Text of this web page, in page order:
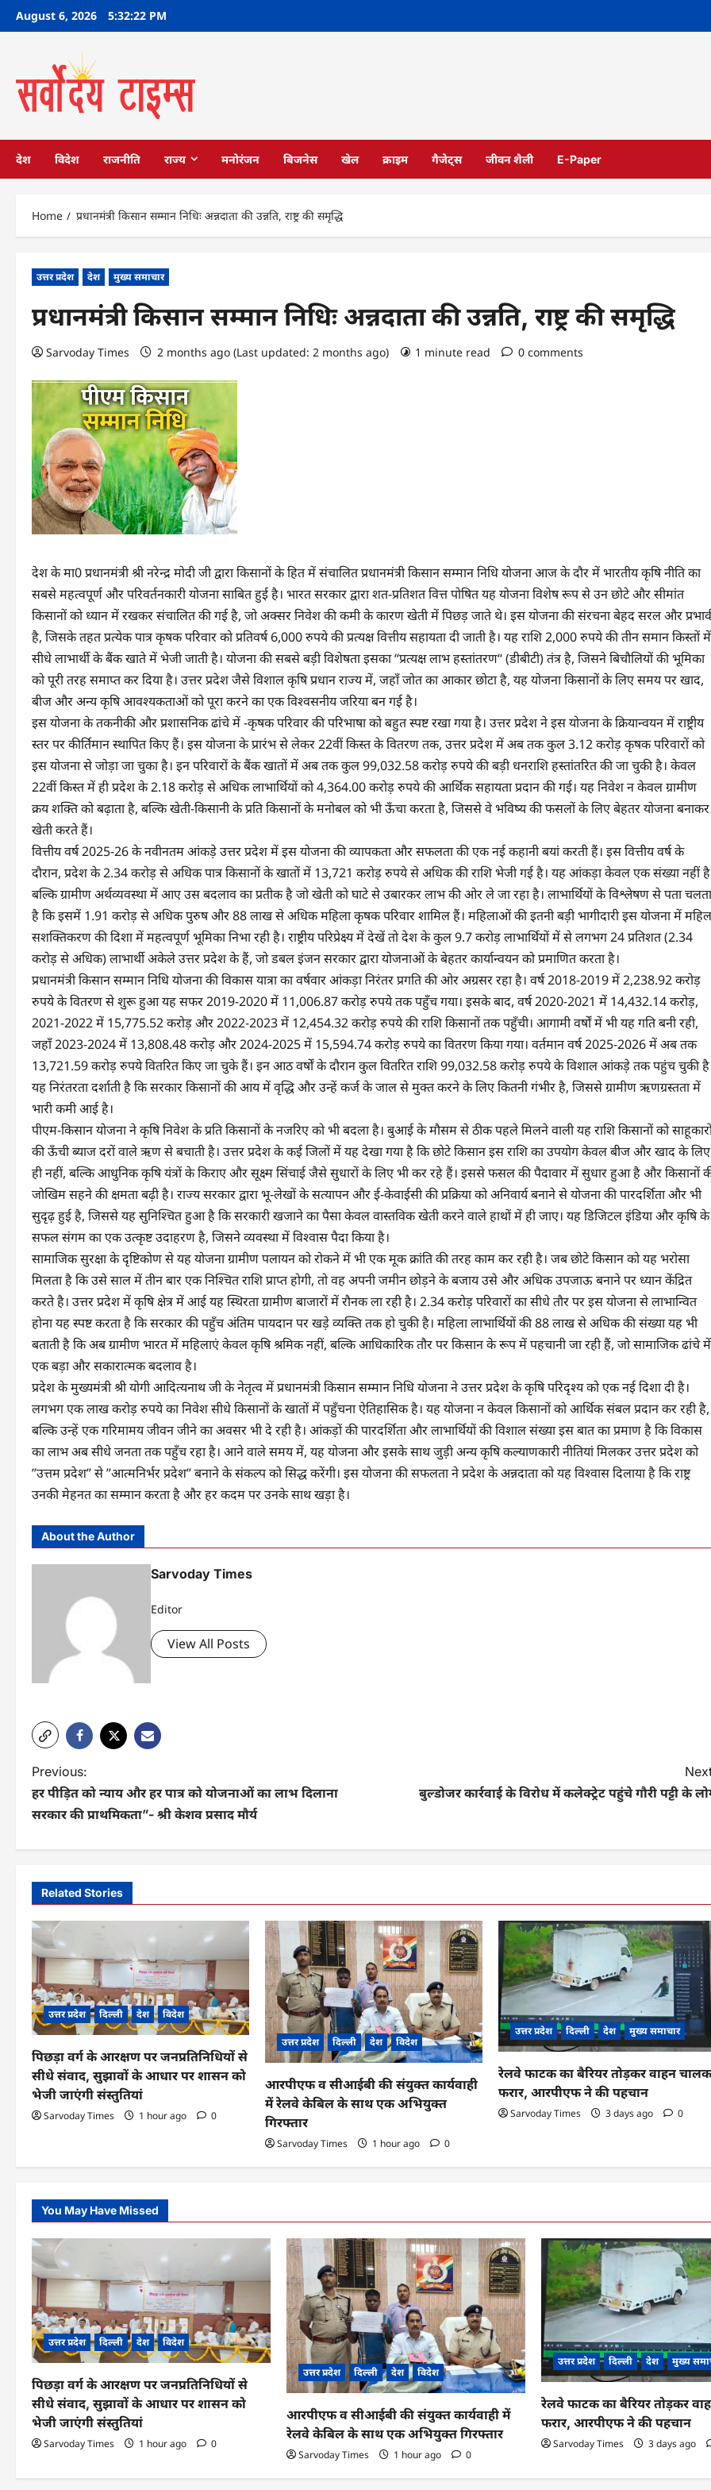
SkipAugust 6, 2026 5:32:23 PM
देश विदेश राजनीति राज्य मनोरंजन बिजनेस खेल क्राइम गैजेट्स जीवन शैली E-Paper
Home प्रधानमंत्री किसान सम्मान निधिः अन्नदाता की उन्नति, राष्ट्र की समृद्धि
उत्तर प्रदेश देश मुख्य समाचार
प्रधानमंत्री किसान सम्मान निधिः अन्नदाता की उन्नति, राष्ट्र की समृद्धि
Sarvoday Times 2 months ago (Last updated: 2 months ago) 1 minute read 0 comments
देश के मा0 प्रधानमंत्री श्री नरेन्द्र मोदी जी द्वारा किसानों के हित में संचालित प्रधानमंत्री किसान सम्मान निधि योजना आज के दौर में भारतीय कृषि नीति का
सबसे महत्वपूर्ण और परिवर्तनकारी योजना साबित हुई है। भारत सरकार द्वारा शत-प्रतिशत वित्त पोषित यह योजना विशेष रूप से उन छोटे और सीमांत
किसानों को ध्यान में रखकर संचालित की गई है, जो अक्सर निवेश की कमी के कारण खेती में पिछड़ जाते थे। इस योजना की संरचना बेहद सरल और
है, जिसके तहत प्रत्येक पात्र कृषक परिवार को प्रतिवर्ष 6,000 रुपये की प्रत्यक्ष वित्तीय सहायता दी जाती है। यह राशि 2,000 रुपये की तीन समान किस्तों में
सीधे लाभार्थी के बैंक खाते में भेजी जाती है। योजना की सबसे बड़ी विशेषता इसका ‘‘प्रत्यक्ष लाभ हस्तांतरण‘‘ (डीबीटी) तंत्र है, जिसने बिचौलियों की भूमिका
को पूरी तरह समाप्त कर दिया है। उत्तर प्रदेश जैसे विशाल कृषि प्रधान राज्य में, जहाँ जोत का आकार छोटा है, यह योजना किसानों के लिए समय पर खाद,
बीज और अन्य कृषि आवश्यकताओं को पूरा करने का एक विश्वसनीय जरिया बन गई है।
इस योजना के तकनीकी और प्रशासनिक ढांचे में -कृषक परिवार की परिभाषा को बहुत स्पष्ट रखा गया है। उत्तर प्रदेश ने इस योजना के क्रियान्वयन में राष्ट्रीय
स्तर पर कीर्तिमान स्थापित किए हैं। इस योजना के प्रारंभ से लेकर 22वीं किस्त के वितरण तक, उत्तर प्रदेश में अब तक कुल 3.12 करोड़ कृषक परिवारों को
इस योजना से जोड़ा जा चुका है। इन परिवारों के बैंक खातों में अब तक कुल 99,032.58 करोड़ रुपये की बड़ी धनराशि हस्तांतरित की जा चुकी है। केवल
22वीं किस्त में ही प्रदेश के 2.18 करोड़ से अधिक लाभार्थियों को 4,364.00 करोड़ रुपये की आर्थिक सहायता प्रदान की गई। यह निवेश न केवल ग्रामीण
क्रय शक्ति को बढ़ाता है, बल्कि खेती-किसानी के प्रति किसानों के मनोबल को भी ऊँचा करता है, जिससे वे भविष्य की फसलों के लिए बेहतर योजना बनाकर
खेती करते हैं।
वित्तीय वर्ष 2025-26 के नवीनतम आंकड़े उत्तर प्रदेश में इस योजना की व्यापकता और सफलता की एक नई कहानी बयां करती हैं। इस वित्तीय वर्ष के
दौरान, प्रदेश के 2.34 करोड़ से अधिक पात्र किसानों के खातों में 13,721 करोड़ रुपये से अधिक की राशि भेजी गई है। यह आंकड़ा केवल एक संख्या नहीं
बल्कि ग्रामीण अर्थव्यवस्था में आए उस बदलाव का प्रतीक है जो खेती को घाटे से उबारकर लाभ की ओर ले जा रहा है। लाभार्थियों के विश्लेषण से पता चलता
है कि इसमें 1.91 करोड़ से अधिक पुरुष और 88 लाख से अधिक महिला कृषक परिवार शामिल हैं। महिलाओं की इतनी बड़ी भागीदारी इस योजना में
सशक्तिकरण की दिशा में महत्वपूर्ण भूमिका निभा रही है। राष्ट्रीय परिप्रेक्ष्य में देखें तो देश के कुल 9.7 करोड़ लाभार्थियों में से लगभग 24 प्रतिशत (2.34
करोड़ से अधिक) लाभार्थी अकेले उत्तर प्रदेश के हैं, जो डबल इंजन सरकार द्वारा योजनाओं के बेहतर कार्यान्वयन को प्रमाणित करता है।
प्रधानमंत्री किसान सम्मान निधि योजना की विकास यात्रा का वर्षवार आंकड़ा निरंतर प्रगति की ओर अग्रसर रहा है। वर्ष 2018-2019 में 2,238.92 करोड़
रुपये के वितरण से शुरू हुआ यह सफर 2019-2020 में 11,006.87 करोड़ रुपये तक पहुँच गया। इसके बाद, वर्ष 2020-2021 में 14,432.14 करोड़,
2021-2022 में 15,775.52 करोड़ और 2022-2023 में 12,454.32 करोड़ रुपये की राशि किसानों तक पहुँची। आगामी वर्षों में भी यह गति बनी रही,
जहाँ 2023-2024 में 13,808.48 करोड़ और 2024-2025 में 15,594.74 करोड़ रुपये का वितरण किया गया। वर्तमान वर्ष 2025-2026 में अब तक
13,721.59 करोड़ रुपये वितरित किए जा चुके हैं। इन आठ वर्षों के दौरान कुल वितरित राशि 99,032.58 करोड़ रुपये के विशाल आंकड़े तक पहुंच चुकी
यह निरंतरता दर्शाती है कि सरकार किसानों की आय में वृद्धि और उन्हें कर्ज के जाल से मुक्त करने के लिए कितनी गंभीर है, जिससे ग्रामीण ऋणग्रस्तता में
भारी कमी आई है।
पीएम-किसान योजना ने कृषि निवेश के प्रति किसानों के नजरिए को भी बदला है। बुआई के मौसम से ठीक पहले मिलने वाली यह राशि किसानों को
की ऊँची ब्याज दरों वाले ऋण से बचाती है। उत्तर प्रदेश के कई जिलों में यह देखा गया है कि छोटे किसान इस राशि का उपयोग केवल बीज और खाद के लिए
ही नहीं, बल्कि आधुनिक कृषि यंत्रों के किराए और सूक्ष्म सिंचाई जैसे सुधारों के लिए भी कर रहे हैं। इससे फसल की पैदावार में सुधार हुआ है और किसानों
जोखिम सहने की क्षमता बढ़ी है। राज्य सरकार द्वारा भू-लेखों के सत्यापन और ई-केवाईसी की प्रक्रिया को अनिवार्य बनाने से योजना की पारदर्शिता और भी
सुदृढ़ हुई है, जिससे यह सुनिश्चित हुआ है कि सरकारी खजाने का पैसा केवल वास्तविक खेती करने वाले हाथों में ही जाए। यह डिजिटल इंडिया और कृषि के
सफल संगम का एक उत्कृष्ट उदाहरण है, जिसने व्यवस्था में विश्वास पैदा किया है।
सामाजिक सुरक्षा के दृष्टिकोण से यह योजना ग्रामीण पलायन को रोकने में भी एक मूक क्रांति की तरह काम कर रही है। जब छोटे किसान को यह भरोसा
मिलता है कि उसे साल में तीन बार एक निश्चित राशि प्राप्त होगी, तो वह अपनी जमीन छोड़ने के बजाय उसे और अधिक उपजाऊ बनाने पर ध्यान केंद्रित
करते है। उत्तर प्रदेश में कृषि क्षेत्र में आई यह स्थिरता ग्रामीण बाजारों में रौनक ला रही है। 2.34 करोड़ परिवारों का सीधे तौर पर इस योजना से लाभान्वित
होना यह स्पष्ट करता है कि सरकार की पहुँच अंतिम पायदान पर खड़े व्यक्ति तक हो चुकी है। महिला लाभार्थियों की 88 लाख से अधिक की संख्या यह भी
बताती है कि अब ग्रामीण भारत में महिलाएं केवल कृषि श्रमिक नहीं, बल्कि आधिकारिक तौर पर किसान के रूप में पहचानी जा रही हैं, जो सामाजिक ढांचे में
एक बड़ा और सकारात्मक बदलाव है।
प्रदेश के मुख्यमंत्री श्री योगी आदित्यनाथ जी के नेतृत्व में प्रधानमंत्री किसान सम्मान निधि योजना ने उत्तर प्रदेश के कृषि परिदृश्य को एक नई दिशा दी है।
लगभग एक लाख करोड़ रुपये का निवेश सीधे किसानों के खातों में पहुँचना ऐतिहासिक है। यह योजना न केवल किसानों को आर्थिक संबल प्रदान कर रही है,
बल्कि उन्हें एक गरिमामय जीवन जीने का अवसर भी दे रही है। आंकड़ों की पारदर्शिता और लाभार्थियों की विशाल संख्या इस बात का प्रमाण है कि विकास
का लाभ अब सीधे जनता तक पहुँच रहा है। आने वाले समय में, यह योजना और इसके साथ जुड़ी अन्य कृषि कल्याणकारी नीतियां मिलकर उत्तर प्रदेश को
’’उत्तम प्रदेश’’ से ’’आत्मनिर्भर प्रदेश’’ बनाने के संकल्प को सिद्ध करेंगी। इस योजना की सफलता ने प्रदेश के अन्नदाता को यह विश्वास दिलाया है कि राष्ट्र
उनकी मेहनत का सम्मान करता है और हर कदम पर उनके साथ खड़ा है।
About the Author
Sarvoday Times
Editor
View All Posts
P
o
n
a
v
g
a
t
i
o
Previous:
हर पीड़ित को न्याय और हर पात्र को योजनाओं का लाभ दिलाना
सरकार की प्राथमिकता”- श्री केशव प्रसाद मौर्य
बुल्डोजर कार्रवाई के विरोध में कलेक्ट्रेट पहुंचे गौरी पट्टी के
Related Stories
उत्तर प्रदेश दिल्ली देश विदेश
पिछड़ा वर्ग के आरक्षण पर जनप्रतिनिधियों से
सीधे संवाद, सुझावों के आधार पर शासन को
भेजी जाएंगी संस्तुतियां
Sarvoday Times 1 hour ago 0
उत्तर प्रदेश दिल्ली देश विदेश
आरपीएफ व सीआईबी की संयुक्त कार्यवाही
में रेलवे केबिल के साथ एक अभियुक्त
गिरफ्तार
Sarvoday Times 1 hour ago 0
उत्तर प्रदेश दिल्ली देश मुख्य समाचार
रेलवे फाटक का बैरियर तोड़कर वाहन
फरार, आरपीएफ ने की पहचान
Sarvoday Times 3 days ago 0
You May Have Missed
उत्तर प्रदेश दिल्ली देश विदेश
पिछड़ा वर्ग के आरक्षण पर जनप्रतिनिधियों से
सीधे संवाद, सुझावों के आधार पर शासन को
भेजी जाएंगी संस्तुतियां
Sarvoday Times 1 hour ago 0
उत्तर प्रदेश दिल्ली देश विदेश
आरपीएफ व सीआईबी की संयुक्त कार्यवाही में
रेलवे केबिल के साथ एक अभियुक्त गिरफ्तार
Sarvoday Times 1 hour ago 0
उत्तर प्रदेश दिल्ली देश मुख्य
रेलवे फाटक का बैरियर तोड़कर
फरार, आरपीएफ ने की पहचान
Sarvoday Times 3 days ago